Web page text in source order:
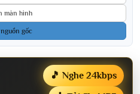
màn hình
gốc
🎵 Nghe 24kbps